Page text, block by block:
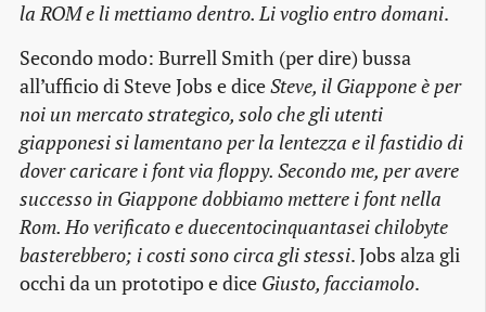
la ROM e li mettiamo dentro. Li voglio entro domani.
Secondo modo: Burrell Smith (per dire) bussa
all’ufficio di Steve Jobs e diceSteve, il Giappone è per
noi un mercato strategico, solo che gli utenti
giapponesi si lamentano per la lentezza e il fastidio di
dover caricare i font via floppy. Secondo me, per avere
successo in Giappone dobbiamo mettere i font nella
Rom. Ho verificato e duecentocinquantasei chilobyte
basterebbero; i costi sono circa gli stessi. Jobs alza gli
occhi da un prototipo e dice Giusto, facciamolo.